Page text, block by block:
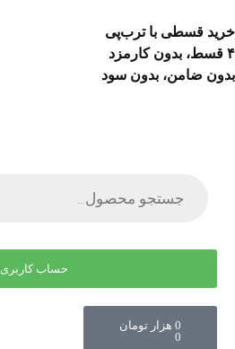
خرید قسطی با ترب‌پی
۴ قسط، بدون کارمزد
بدون ضامن، بدون سود
حساب کاربری
0 هزار تومان
0